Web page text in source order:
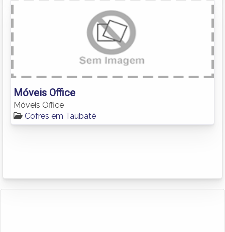
Móveis Office
Móveis Office
Cofres em Taubaté